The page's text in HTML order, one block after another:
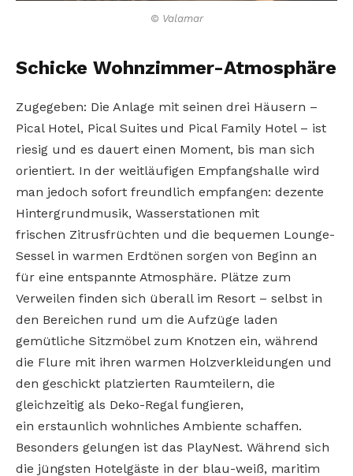
© Valamar
Schicke Wohnzimmer-Atmosphäre
Zugegeben: Die Anlage mit seinen drei Häusern –
Pical Hotel, Pical Suites und Pical Family Hotel – ist
riesig und es dauert einen Moment, bis man sich
orientiert. In der weitläufigen Empfangshalle wird
man jedoch sofort freundlich empfangen: dezente
Hintergrundmusik, Wasserstationen mit
frischen Zitrusfrüchten und die bequemen Lounge-
Sessel in warmen Erdtönen sorgen von Beginn an
für eine entspannte Atmosphäre. Plätze zum
Verweilen finden sich überall im Resort – selbst in
den Bereichen rund um die Aufzüge laden
gemütliche Sitzmöbel zum Knotzen ein, während
die Flure mit ihren warmen Holzverkleidungen und
den geschickt platzierten Raumteilern, die
gleichzeitig als Deko-Regal fungieren,
ein erstaunlich wohnliches Ambiente schaffen.
Besonders gelungen ist das PlayNest. Während sich
die jüngsten Hotelgäste in der blau-weiß, maritim